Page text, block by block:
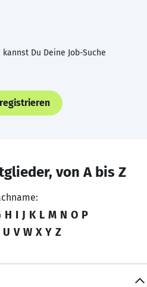
Du Deine Job-Suche
von A bis Z
H I J K L M N O P
U V W X Y Z